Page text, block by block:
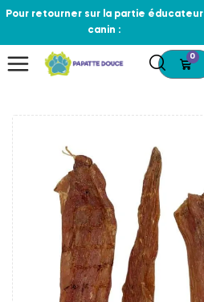
Pour retourner sur la partie éducateur
canin :
0